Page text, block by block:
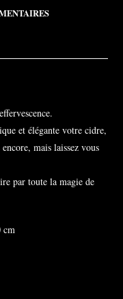
et élégante votre cidre,
mais laissez vous
par toute la magie de
cm